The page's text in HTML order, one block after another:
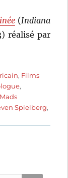
(Indiana
réalisé par
, Films
,
Mads
Spielberg,